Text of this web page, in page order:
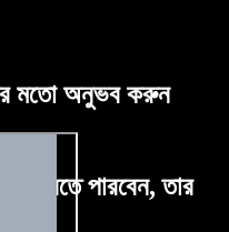
মতো অনুভব করুন
করতে পারবেন, তার